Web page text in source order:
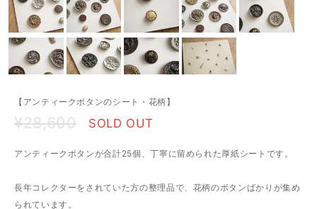
【アンティークボタンのシート・花柄】
¥28,600 SOLD OUT
アンティークボタンが合計25個、丁寧に留められた厚紙シートです。
長年コレクターをされていた方の整理品で、花柄のボタンばかりが集め
られています。